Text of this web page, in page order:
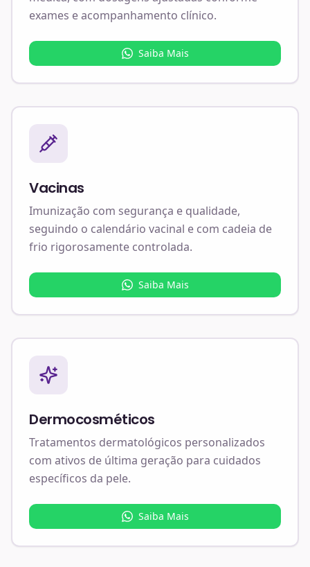
exames e acompanhamento clínico.
Saiba Mais
Vacinas
Imunização com segurança e qualidade,
seguindo o calendário vacinal e com cadeia de
frio rigorosamente controlada.
Saiba Mais
Dermocosméticos
Tratamentos dermatológicos personalizados
com ativos de última geração para cuidados
específicos da pele.
Saiba Mais